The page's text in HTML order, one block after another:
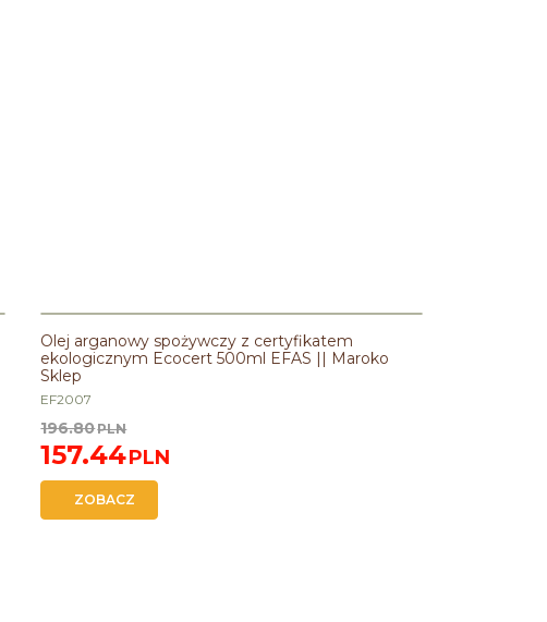
Olej arganowy spożywczy z certyfikatem
ekologicznym Ecocert 500ml EFAS || Maroko
Sklep
EF2007
196.80PLN
157.44PLN
ZOBACZ